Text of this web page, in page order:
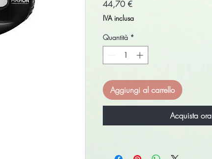
44,70 €Prezzo
IVA inclusa
Quantità *
Aggiungi al carrello
Acquista ora